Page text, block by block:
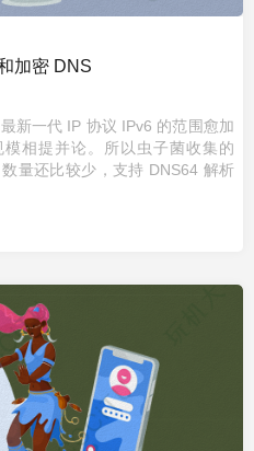
加密 DNS
新一代 IP 协议 IPv6 的范围愈加
相提并论。所以虫子菌收集的
量还比较少，支持 DNS64 解析